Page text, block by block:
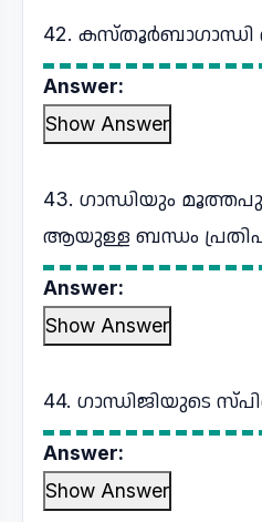
42. കസ്തൂർബാഗാന്ധി
Answer:
Show Answer
43. ഗാന്ധിയും
ആയുള്ള ബന്ധം
Answer:
Show Answer
44. ഗാന്ധിജിയുടെ
Answer:
Show Answer